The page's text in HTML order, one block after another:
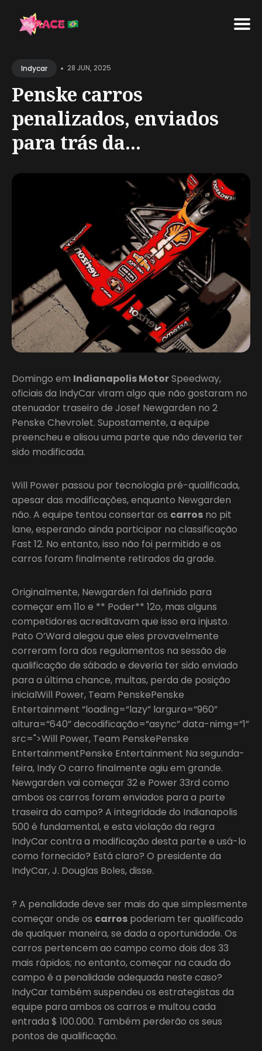
forIndycar • 28 JUN, 2025
Penske carros
penalizados, enviados
para trás da...
Domingo em Indianapolis MotorSpeedway,
oficiais da IndyCar viram algo que não gostaram no
atenuador traseiro de Josef Newgarden no 2
Penske Chevrolet. Supostamente, a equipe
preencheu e alisou uma parte que não deveria ter
sido modificada.
Will Power passou por tecnologia pré-qualificada,
apesar das modificações, enquanto Newgarden
não. A equipe tentou consertar os carros no pit
lane, esperando ainda participar na classificação
Fast 12. No entanto, isso não foi permitido e os
carros foram finalmente retirados da grade.
Originalmente, Newgarden foi definido para
começar em 11o e ** Poder** 12o, mas alguns
competidores acreditavam que isso era injusto.
Pato O’Ward alegou que eles provavelmente
correram fora dos regulamentos na sessão de
qualificação de sábado e deveria ter sido enviado
para a última chance, multas, perda de posição
inicialWill Power, Team PenskePenske
Entertainment “loading=“lazy” largura=“960”
altura=“640” decodificação=“async” data-nimg=“1”
src=">Will Power, Team PenskePenske
EntertainmentPenske Entertainment Na segunda-
feira, Indy O carro finalmente agiu em grande.
Newgarden vai começar 32 e Power 33rd como
ambos os carros foram enviados para a parte
traseira do campo? A integridade do Indianapolis
500 é fundamental, e esta violação da regra
IndyCar contra a modificação desta parte e usá-lo
como fornecido? Está claro? O presidente da
IndyCar, J. Douglas Boles, disse.
? A penalidade deve ser mais do que simplesmente
começar onde os carros poderiam ter qualificado
de qualquer maneira, se dada a oportunidade. Os
carros pertencem ao campo como dois dos 33
mais rápidos; no entanto, começar na cauda do
campo é a penalidade adequada neste caso?
IndyCar também suspendeu os estrategistas da
equipe para ambos os carros e multou cada
entrada $ 100.000. Também perderão os seus
pontos de qualificação.